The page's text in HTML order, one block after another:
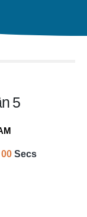
5
00 Secs